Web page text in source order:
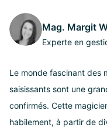
Mag. Margit
Experte en
Le monde fascinant des
saisissants sont une
confirmés. Cette
habilement, à partir de